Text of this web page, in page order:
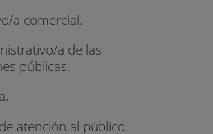
a comercial.
a de las
públicas.
atención al público.